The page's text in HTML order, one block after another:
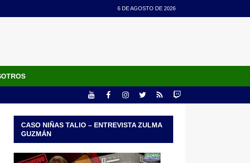
6 DE AGOSTO DE 2026
CASO NIÑAS TALIO – ENTREVISTA ZULMA
GUZMÁN